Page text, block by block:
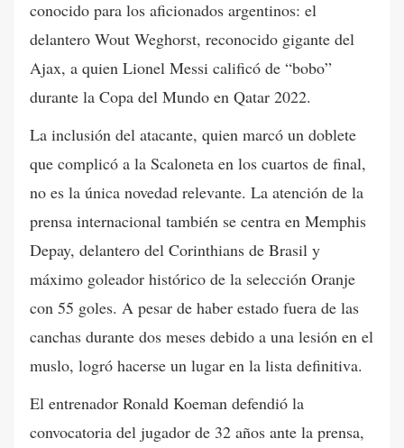
conocido para los aficionados argentinos: el
delantero Wout Weghorst, reconocido gigante del
Ajax, a quien Lionel Messi calificó de “bobo”
durante la Copa del Mundo en Qatar 2022.
La inclusión del atacante, quien marcó un doblete
que complicó a la Scaloneta en los cuartos de final,
no es la única novedad relevante. La atención de la
prensa internacional también se centra en Memphis
Depay, delantero del Corinthians de Brasil y
máximo goleador histórico de la selección Oranje
con 55 goles. A pesar de haber estado fuera de las
canchas durante dos meses debido a una lesión en el
muslo, logró hacerse un lugar en la lista definitiva.
El entrenador Ronald Koeman defendió la
convocatoria del jugador de 32 años ante la prensa,